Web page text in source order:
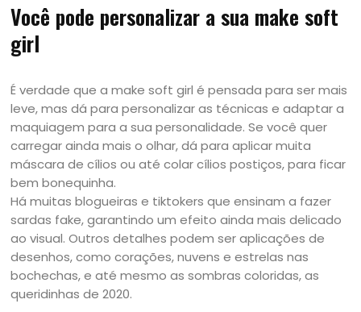
Você pode personalizar a sua make soft
girl
É verdade que a make soft girl é pensada para ser mais
leve, mas dá para personalizar as técnicas e adaptar a
maquiagem para a sua personalidade. Se você quer
carregar ainda mais o olhar, dá para aplicar muita
máscara de cílios ou até colar cílios postiços, para ficar
bem bonequinha.
Há muitas blogueiras e tiktokers que ensinam a fazer
sardas fake, garantindo um efeito ainda mais delicado
ao visual. Outros detalhes podem ser aplicações de
desenhos, como corações, nuvens e estrelas nas
bochechas, e até mesmo as sombras coloridas, as
queridinhas de 2020.